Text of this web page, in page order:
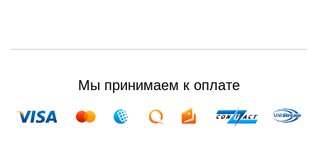
Мы принимаем к оплате